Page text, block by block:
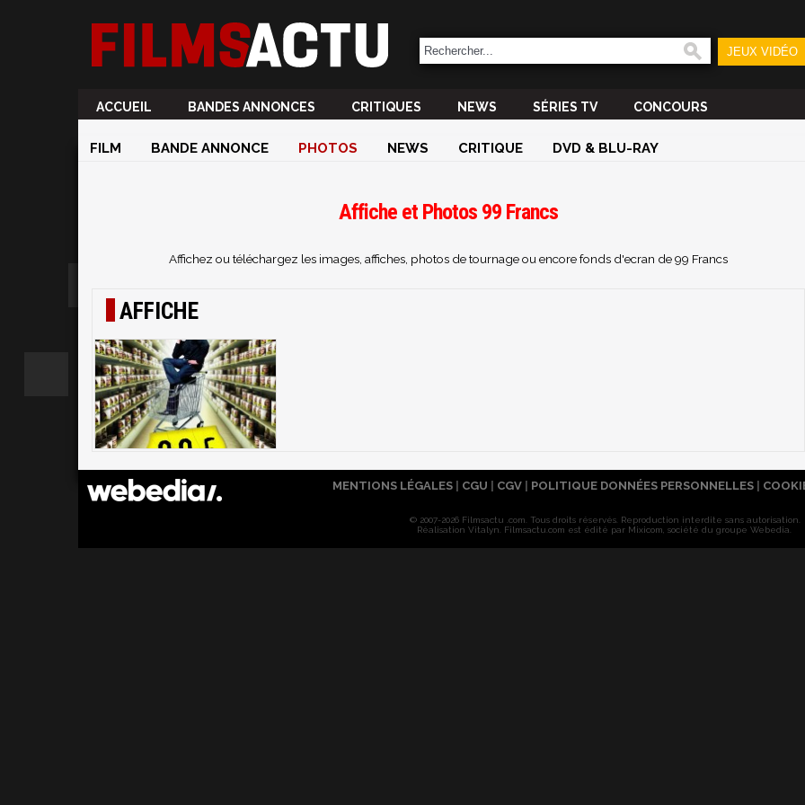
JEUX VIDÉO
ACCUEIL BANDES ANNONCES CRITIQUES NEWS SÉRIES TV CONCOURS
FILM BANDE ANNONCE PHOTOS NEWS CRITIQUE DVD & BLU-RAY
Affiche et Photos 99 Francs
Affichez ou téléchargez les images, affiches, photos de tournage ou encore fonds d'ecran de 99 Francs
AFFICHE
MENTIONS LÉGALES CGU CGV POLITIQUE DONNÉES PERSONNELLES
© 2007-2026 Filmsactu .com. Tous droits réservés. Reproduction interdite sans autorisation.
Réalisation Vitalyn . Filmsactu .com est édité par Mixicom, société du groupe Webedia.